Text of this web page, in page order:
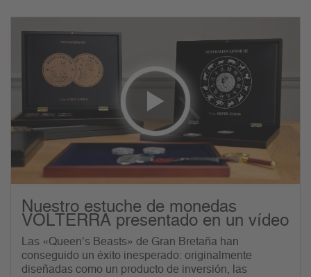
Nuestro estuche de monedas
VOLTERRA presentado en un vídeo
Las «Queen’s Beasts» de Gran Bretaña han
conseguido un éxito inesperado: originalmente
diseñadas como un producto de inversión, las